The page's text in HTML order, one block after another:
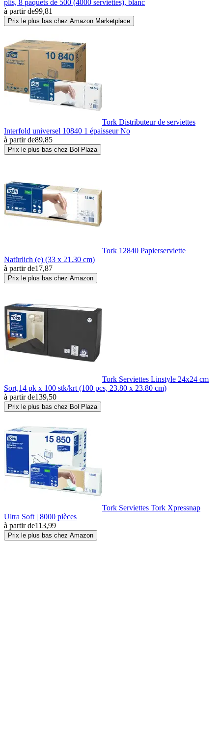
plis, 8 paquets de 500 (4000 serviettes), blanc
à partir de99,81
Prix le plus bas chez Amazon Marketplace
Tork Distributeur de serviettes
Interfold universel 10840 1 épaisseur No
à partir de89,85
Prix le plus bas chez Bol Plaza
Tork 12840 Papierserviette
Natürlich (e) (33 x 21.30 cm)
à partir de17,87
Prix le plus bas chez Amazon
Tork Serviettes Linstyle 24x24 cm
Sort,14 pk x 100 stk/krt (100 pcs, 23.80 x 23.80 cm)
à partir de139,50
Prix le plus bas chez Bol Plaza
Tork Serviettes Tork Xpressnap
Ultra Soft | 8000 pièces
à partir de113,99
Prix le plus bas chez Amazon